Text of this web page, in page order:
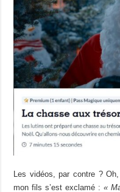
Les vidéos, par contre ?
mon fils s’est exclamé :«